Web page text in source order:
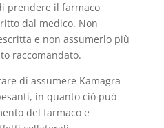
prendere il farmaco
dal medico. Non
e non assumerlo più
raccomandato.
di assumere Kamagra
in quanto ciò può
del farmaco e